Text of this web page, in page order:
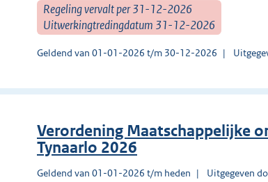
Regeling vervalt per 31-12-2026
Uitwerkingtredingdatum 31-12-2026
Geldend van 01-01-2026 t/m 30-12-2026
Verordening Maatschappelijke
Tynaarlo 2026
Geldend van 01-01-2026 t/m heden Uitgegeven